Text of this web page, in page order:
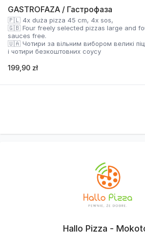
GASTROFAZA / Гастрофаза
🇵🇱 4x duża pizza 45 cm, 4x sos,
🇬🇧 Four freely selected pizzas large and
sauces free.
🇺🇦 Чотири за вільним вибором великі
і чотири безкоштовних соусу
199,90 zł
Hallo Pizza -